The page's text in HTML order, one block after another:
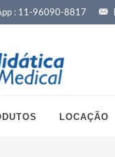
: 11-96090-8817
LOCAÇÃO